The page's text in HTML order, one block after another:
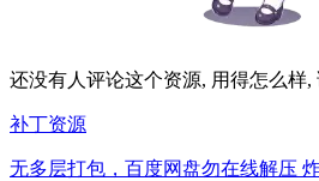
还没有人评论这个资源, 用得怎么样,
补丁资源
无多层打包，百度网盘勿在线解压